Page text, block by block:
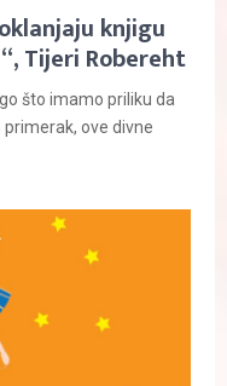
knjigu
Tijeri Robereht
što imamo priliku da
ove divne